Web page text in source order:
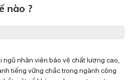
nào ?
ngũ nhân viên bảo vệ chất lượng cao,
tiếng vững chắc trong ngành công